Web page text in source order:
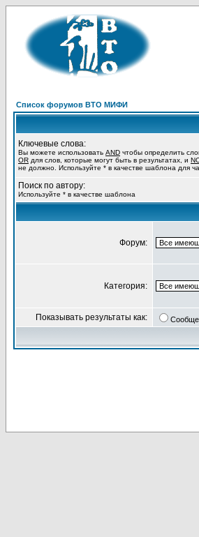
Список форумов ВТО МИФИ
Ключевые слова:
Вы можете использовать AND чтобы определить
OR для слов, которые могут быть в результатах, и
не должно. Используйте * в качестве шаблона для
Поиск по автору:
Используйте * в качестве шаблона
Форум:
Категория:
Показывать результаты как: